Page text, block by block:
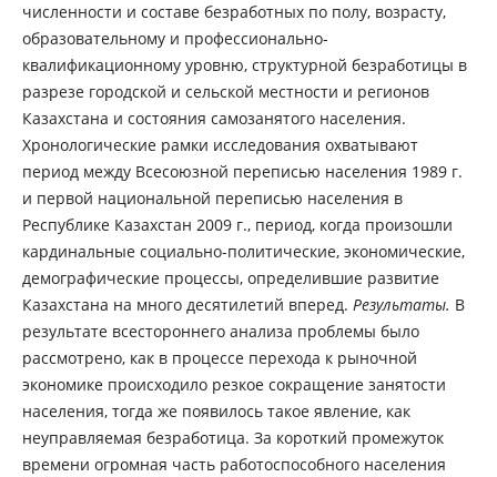
численности и составе безработных по полу, возрасту,
образовательному и профессионально-
квалификационному уровню, структурной безработицы в
разрезе городской и сельской местности и регионов
Казахстана и состояния самозанятого населения.
Хронологические рамки исследования охватывают
период между Всесоюзной переписью населения 1989 г.
и первой национальной переписью населения в
Республике Казахстан 2009 г., период, когда произошли
кардинальные социально-политические, экономические,
демографические процессы, определившие развитие
Казахстана на много десятилетий вперед. Результаты. В
результате всестороннего анализа проблемы было
рассмотрено, как в процессе перехода к рыночной
экономике происходило резкое сокращение занятости
населения, тогда же появилось такое явление, как
неуправляемая безработица. За короткий промежуток
времени огромная часть работоспособного населения